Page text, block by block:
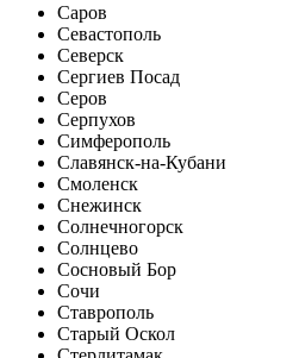
Саров
Севастополь
Северск
Сергиев Посад
Серов
Серпухов
Симферополь
Славянск-на-Кубани
Смоленск
Снежинск
Солнечногорск
Солнцево
Сосновый Бор
Сочи
Ставрополь
Старый Оскол